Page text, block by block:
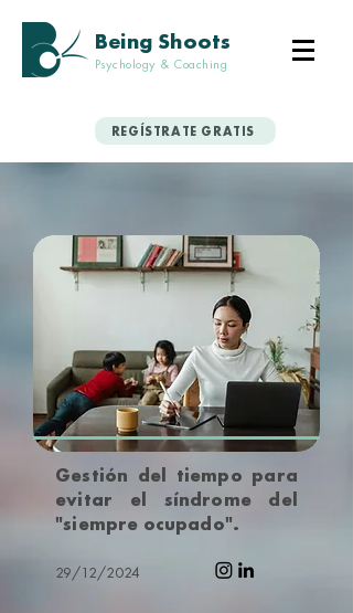
Being Shoots
Psychology & Coaching
REGÍSTRATE GRATIS
Gestión del tiempo para
evitar el síndrome del
"siempre ocupado".
29/12/2024